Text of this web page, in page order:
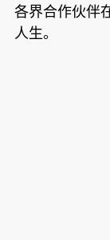
各界合作伙伴
人生。